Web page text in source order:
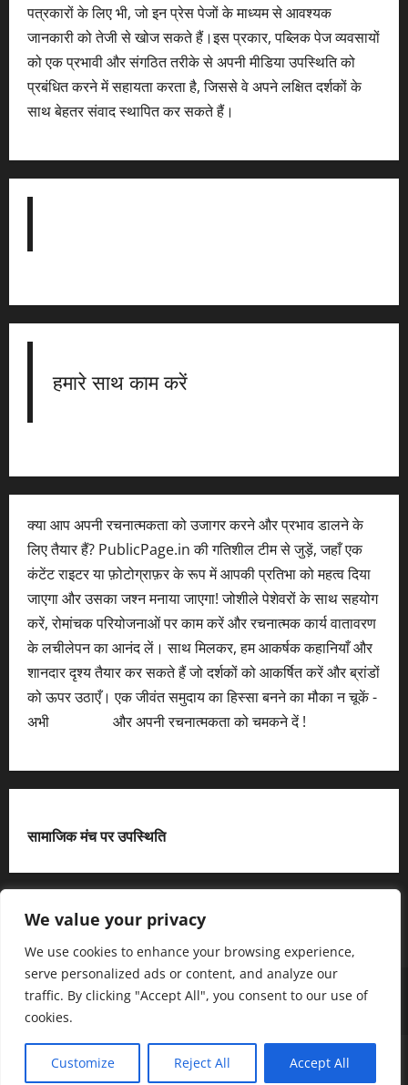
We value your privacy
We use cookies to enhance your browsing experience,
serve personalized ads or content, and analyze our
traffic. By clicking "Accept All", you consent to our use of
cookies.
Customize Reject All Accept All
पत्रकारों के लिए भी, जो इन प्रेस पेजों के माध्यम से आवश्यक
जानकारी को तेजी से खोज सकते हैं।इस प्रकार, पब्लिक पेज व्यवसायों
को एक प्रभावी और संगठित तरीके से अपनी मीडिया उपस्थिति को
प्रबंधित करने में सहायता करता है, जिससे वे अपने लक्षित दर्शकों के
साथ बेहतर संवाद स्थापित कर सकते हैं।
हमारे साथ काम करें
क्या आप अपनी रचनात्मकता को उजागर करने और प्रभाव डालने के
लिए तैयार हैं? PublicPage.in की गतिशील टीम से जुड़ें, जहाँ एक
कंटेंट राइटर या फ़ोटोग्राफ़र के रूप में आपकी प्रतिभा को महत्व दिया
जाएगा और उसका जश्न मनाया जाएगा! जोशीले पेशेवरों के साथ सहयोग
करें, रोमांचक परियोजनाओं पर काम करें और रचनात्मक कार्य वातावरण
के लचीलेपन का आनंद लें। साथ मिलकर, हम आकर्षक कहानियाँ और
शानदार दृश्य तैयार कर सकते हैं जो दर्शकों को आकर्षित करें और ब्रांडों
को ऊपर उठाएँ। एक जीवंत समुदाय का हिस्सा बनने का मौका न चूकें -
अभी
और अपनी रचनात्मकता को चमकने दें !
सामाजिक मंच पर उपस्थिति
X
हमसे जुड़ें
आधिकारिक नीति पृष्ठ (Privacy Policy)
Copyright © All rights reserved. MoreNews द्धारा AF
themes.